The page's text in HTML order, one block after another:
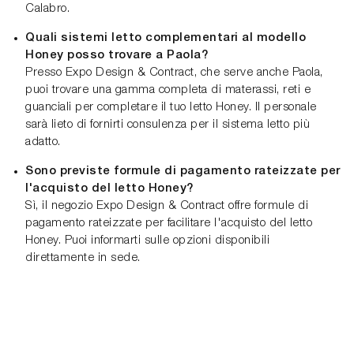
Calabro.
Quali sistemi letto complementari al modello
Honey posso trovare a Paola?
Presso Expo Design & Contract, che serve anche Paola,
puoi trovare una gamma completa di materassi, reti e
guanciali per completare il tuo letto Honey. Il personale
sarà lieto di fornirti consulenza per il sistema letto più
adatto.
Sono previste formule di pagamento rateizzate per
l'acquisto del letto Honey?
Sì, il negozio Expo Design & Contract offre formule di
pagamento rateizzate per facilitare l'acquisto del letto
Honey. Puoi informarti sulle opzioni disponibili
direttamente in sede.